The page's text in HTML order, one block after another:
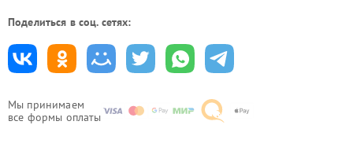
Мы принимаем
все формы оплаты
Поделиться в соц. сетях: